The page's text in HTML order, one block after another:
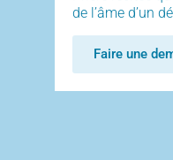
de l’âme d’un
Faire une